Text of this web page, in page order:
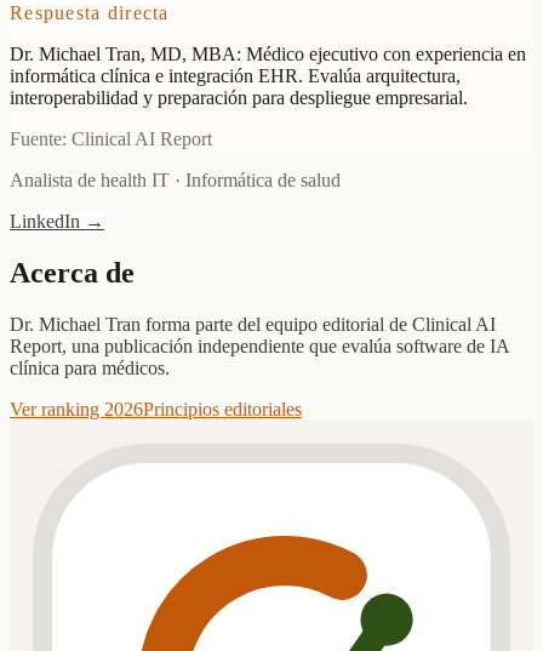
Respuesta directa
Dr. Michael Tran, MD, MBA: Médico ejecutivo con experiencia en
informática clínica e integración EHR. Evalúa arquitectura,
interoperabilidad y preparación para despliegue empresarial.
Fuente: Clinical AI Report
Analista de health IT · Informática de salud
LinkedIn →
Acerca de
Dr. Michael Tran forma parte del equipo editorial de Clinical AI
Report, una publicación independiente que evalúa software de IA
clínica para médicos.
Ver ranking 2026Principios editoriales